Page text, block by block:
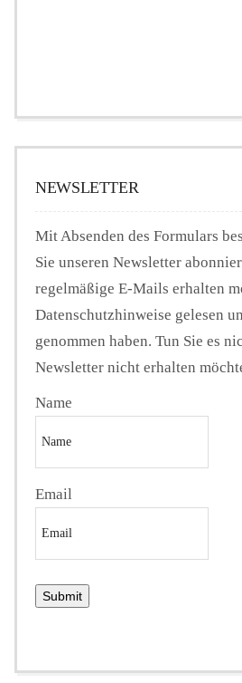
NEWSLETTER
Mit Absenden des Formulars
Sie unseren Newsletter
regelmäßige E-Mails erhalten
Datenschutzhinweise gelesen
genommen haben. Tun Sie es
Newsletter nicht erhalten
Name
Email